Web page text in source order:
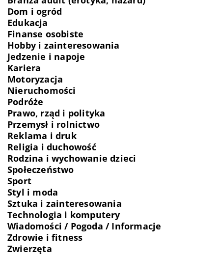
Dom i ogród
Edukacja
Finanse osobiste
Hobby i zainteresowania
Jedzenie i napoje
Kariera
Motoryzacja
Nieruchomości
Podróże
Prawo, rząd i polityka
Przemysł i rolnictwo
Reklama i druk
Religia i duchowość
Rodzina i wychowanie dzieci
Społeczeństwo
Sport
Styl i moda
Sztuka i zainteresowania
Technologia i komputery
Wiadomości / Pogoda / Informacje
Zdrowie i fitness
Zwierzęta